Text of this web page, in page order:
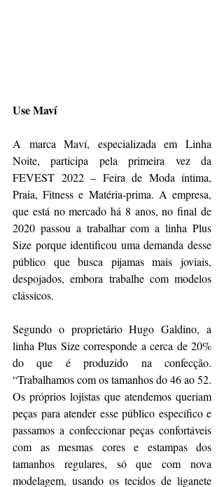
Use Maví
A marca Maví, especializada em Linha
Noite, participa pela primeira vez da
FEVEST 2022 – Feira de Moda íntima,
Praia, Fitness e Matéria-prima. A empresa,
que está no mercado há 8 anos, no final de
2020 passou a trabalhar com a linha Plus
Size porque identificou uma demanda desse
público que busca pijamas mais joviais,
despojados, embora trabalhe com modelos
clássicos.
Segundo o proprietário Hugo Galdino, a
linha Plus Size corresponde a cerca de 20%
do que é produzido na confecção.
“Trabalhamos com os tamanhos do 46 ao 52.
Os próprios lojistas que atendemos queriam
peças para atender esse público específico e
passamos a confeccionar peças confortáveis
com as mesmas cores e estampas dos
tamanhos regulares, só que com nova
modelagem, usando os tecidos de liganete